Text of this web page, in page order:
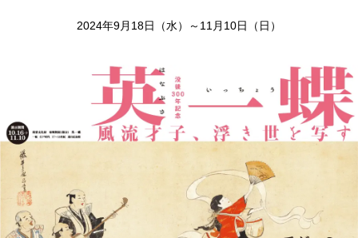
2024年9月18日（水）～11月10日（日）